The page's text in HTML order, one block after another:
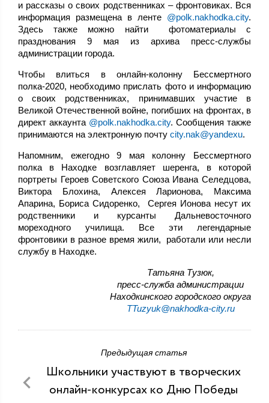
и рассказы о своих родственниках – фронтовиках. Вся
информация размещена в ленте @polk.nakhodka.city.
Здесь также можно найти фотоматериалы с
празднования 9 мая из архива пресс-службы
администрации города.
Чтобы влиться в онлайн-колонну Бессмертного
полка-2020, необходимо прислать фото и информацию
о своих родственниках, принимавших участие в
Великой Отечественной войне, погибших на фронтах, в
директ аккаунта @polk.nakhodka.city. Сообщения также
принимаются на электронную почту city.nak@yandexu.
Напомним, ежегодно 9 мая колонну Бессмертного
полка в Находке возглавляет шеренга, в которой
портреты Героев Советского Союза Ивана Селедцова,
Виктора Блохина, Алексея Ларионова, Максима
Апарина, Бориса Сидоренко, Сергея Ионова несут их
родственники и курсанты Дальневосточного
мореходного училища. Все эти легендарные
фронтовики в разное время жили, работали или несли
службу в Находке.
,Татьяна Тузюк
пресс-служба администрации
Находкинского городского округа
TTuzyuk@nakhodka-city.ru
Предыдущая статья
Школьники участвуют в творческих
онлайн-конкурсах ко Дню Победы